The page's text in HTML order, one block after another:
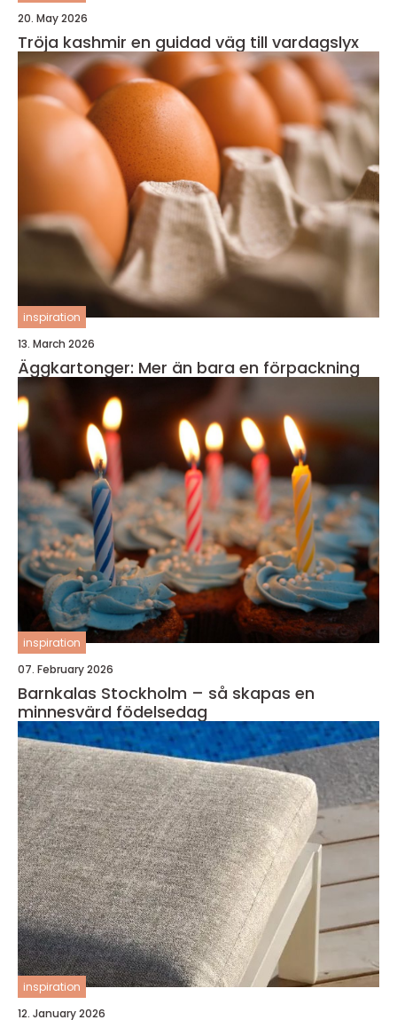
20. May 2026
Tröja kashmir en guidad väg till vardagslyx
inspiration
13. March 2026
Äggkartonger: Mer än bara en förpackning
inspiration
07. February 2026
Barnkalas Stockholm – så skapas en
minnesvärd födelsedag
inspiration
12. January 2026